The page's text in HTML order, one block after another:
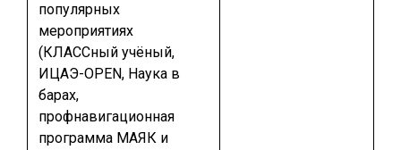
популярных
мероприятиях
(КЛАССный учёный,
ИЦАЭ-OPEN, Наука в
барах,
профнавигационная
программа МАЯК и